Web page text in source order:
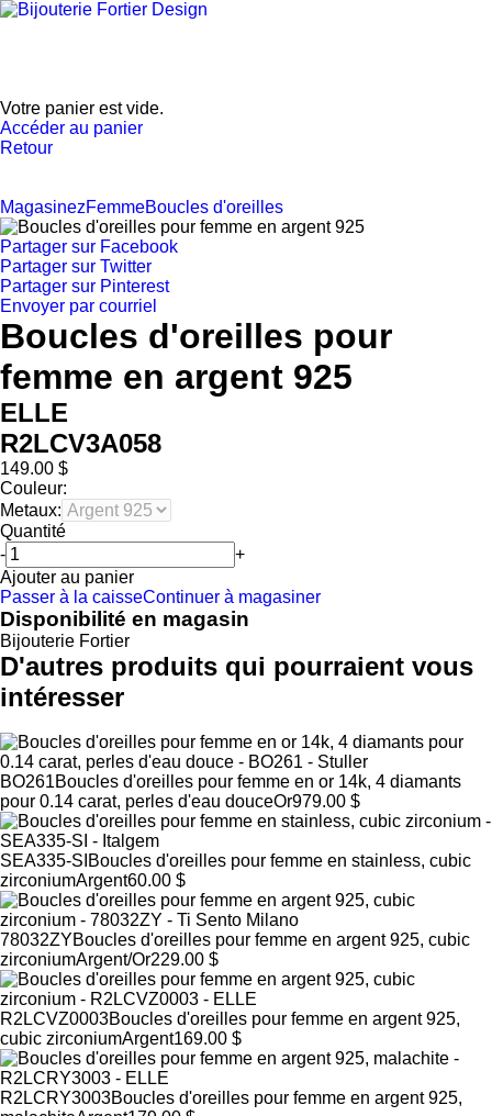
Votre panier est vide.
Accéder au panier
Retour
MagasinezFemmeBoucles d'oreilles
Partager sur Facebook
Partager sur Twitter
Partager sur Pinterest
Envoyer par courriel
Boucles d'oreilles pour
femme en argent 925
ELLE
R2LCV3A058
149.00 $
Couleur:
Metaux:
Quantité
-
+
Ajouter au panier
Passer à la caisseContinuer à magasiner
Disponibilité en magasin
Bijouterie Fortier
D'autres produits qui pourraient vous
intéresser
BO261Boucles d'oreilles pour femme en or 14k, 4 diamants
pour 0.14 carat, perles d'eau douceOr979.00 $
SEA335-SI Boucles d'oreilles pour femme en stainless, cubic
zirconiumArgent60.00 $
78032ZYBoucles d'oreilles pour femme en argent 925, cubic
zirconiumArgent/Or229.00 $
R2LCVZ0003Boucles d'oreilles pour femme en argent 925,
cubic zirconiumArgent169.00 $
R2LCRY3003Boucles d'oreilles pour femme en argent 925,